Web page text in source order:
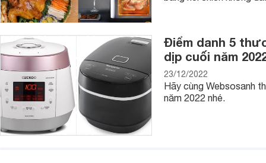
Lòng nồi sử dụng kim loại không hoen gỉ đồng thời phủ lớp
bền bỉ.
Sản phẩm này được trang bị các chế độ nấu thông minh.
hầm thịt hay nấu súp tiện lợi.
Một số mẫu nồi cơm điện Panasonic bán chạy nhất
1. Nồi Cơm Điện Panasonic SR - MVN187LRA
Sản phẩm này có dung tích lớn 1.8 lít với Công suất hoạt
Điểm danh 5
dịp cuối năm
23/12/2022
Hãy cùng Websosanh
năm 2022 nhé.